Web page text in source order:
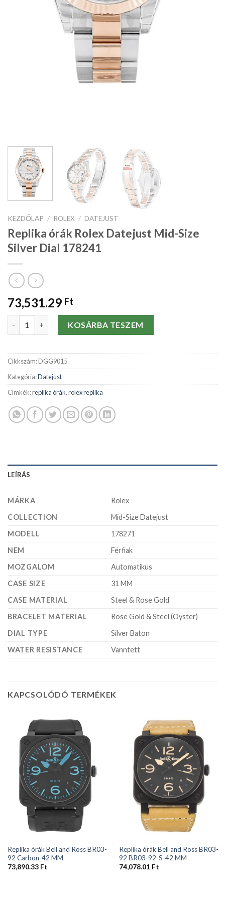
KEZDŐLAP / ROLEX / DATEJUST
Replika órák Rolex Datejust Mid-Size
Silver Dial 178241
73,531.29 Ft
Replika órák Rolex Datejust Mid-Size Silver Dial 178241
KOSÁRBA TESZEM
Cikkszám:DGG9015
Kategória:Datejust
Címkék:replika órák,rolex replika
LEÍRÁS
MÁRKA
Rolex
COLLECTION
Mid-Size Datejust
MODELL
178271
NEM
Férfiak
MOZGALOM
Automatikus
CASE SIZE
31 MM
CASE MATERIAL
Steel & Rose Gold
BRACELET MATERIAL
Rose Gold & Steel (Oyster)
DIAL TYPE
Silver Baton
WATER RESISTANCE
Vanntett
KAPCSOLÓDÓ TERMÉKEK
Replika órák Bell and Ross BR03-
92 Carbon-42 MM
73,890.33 Ft
Replika órák Bell and Ross BR03-
92 BR03-92-S-42 MM
74,078.01 Ft